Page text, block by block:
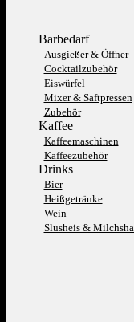
Barbedarf
Ausgießer & Öffner
Cocktailzubehör
Eiswürfel
Mixer & Saftpressen
Zubehör
Kaffee
Kaffeemaschinen
Kaffeezubehör
Drinks
Bier
Heißgetränke
Wein
Slusheis &